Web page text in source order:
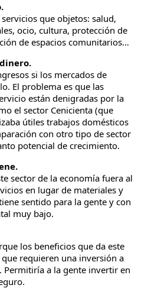
que objetos: salud,
ocio, cultura, protección de
de espacios comunitarios…
si los mercados de
El problema es que las
están denigradas por la
el sector Cenicienta (que
útiles trabajos domésticos
con otro tipo de sector
potencial de crecimiento.
sector de la economía fuera al
en lugar de materiales y
sentido para la gente y con
muy bajo.
los beneficios que da este
requieren una inversión a
a la gente invertir en